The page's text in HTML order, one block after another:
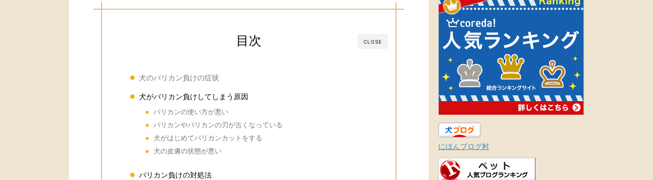
CLOSE
目次
犬のバリカン負けの症状
犬がバリカン負けしてしまう原因
バリカンの使い方が悪い
バリカンやバリカンの刃が古くなっている
犬がはじめてバリカンカットをする
犬の皮膚の状態が悪い
バリカン負けの対処法
にほんブログ村